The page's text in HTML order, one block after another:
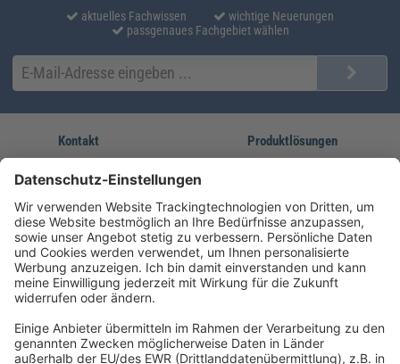
aktuelles Fachwissen
wichtige Neuerungen
passgenaues Fachgebiet wählen
Kontakt
service@forum-verlag.com
Mo-Do 07:30 - 17:00 Uhr
Fr 07:30 - 15:00 Uhr
Produktlösungen
Unsere Marken
Folgen Sie uns